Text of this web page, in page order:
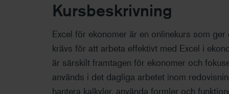
Kursbeskrivning
Excel för ekonomer är en onlinekurs som
krävs för att arbeta effektivt med Excel i
är särskilt framtagen för ekonomer och
används i det dagliga arbetet inom
hantera kalkyler, använda formler och